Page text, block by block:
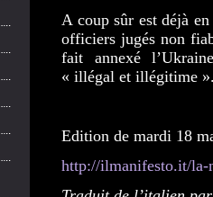
A coup sûr est déjà
officiers jugés non
fait annexé
« illégal et illégitime
Edition de mardi 18
http://ilmanifesto.it/la-